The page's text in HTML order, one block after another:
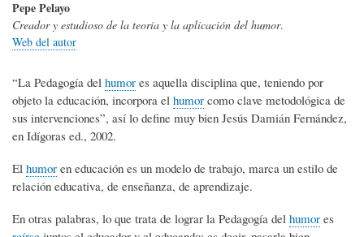
Pepe Pelayo
Creador y estudioso de la teoría y la aplicación del humor.
Web del autor
“La Pedagogía del humor es aquella disciplina que, teniendo por
objeto la educación, incorpora el humor como clave metodológica de
sus intervenciones”, así lo define muy bien Jesús Damián Fernández,
en Idígoras ed., 2002.
El humor en educación es un modelo de trabajo, marca un estilo de
relación educativa, de enseñanza, de aprendizaje.
En otras palabras, lo que trata de lograr la Pedagogía del humor es